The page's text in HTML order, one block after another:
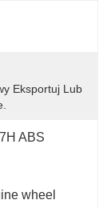
Eksportuj Lub
ABS
wheel